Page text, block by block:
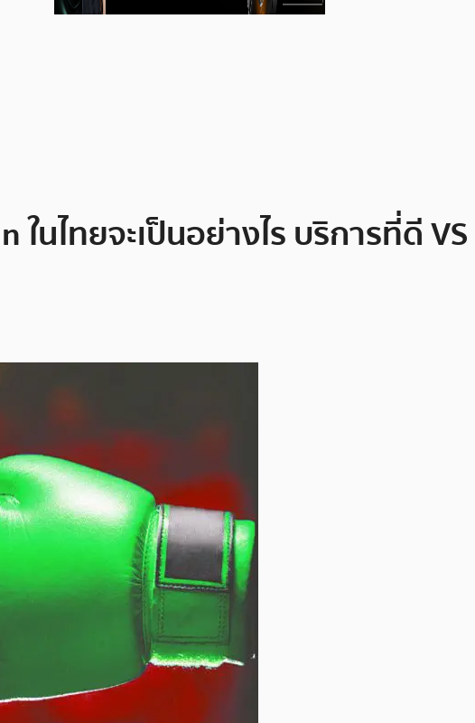
นไทยจะเป็นอย่างไร บริการที่ดี VS